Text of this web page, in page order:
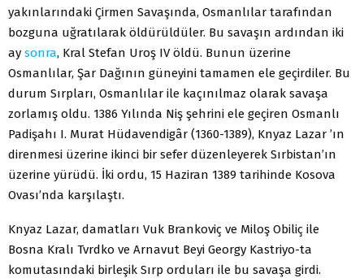
yakınlarındaki Çirmen Savaşında, Osmanlılar tarafından
bozguna uğratılarak öldürüldüler. Bu savaşın ardından iki
ay sonra, Kral Stefan Uroş IV öldü. Bunun üzerine
Osmanlılar, Şar Dağının güneyini tamamen ele geçirdiler. Bu
durum Sırpları, Osmanlılar ile kaçınılmaz olarak savaşa
zorlamış oldu. 1386 Yılında Niş şehrini ele geçiren Osmanlı
Padişahı I. Murat Hüdavendigâr (1360-1389), Knyaz Lazar ’ın
direnmesi üzerine ikinci bir sefer düzenleyerek Sırbistan’ın
üzerine yürüdü. İki ordu, 15 Haziran 1389 tarihinde Kosova
Ovası’nda karşılaştı.
Knyaz Lazar, damatları Vuk Brankoviç ve Miloş Obiliç ile
Bosna Kralı Tvrdko ve Arnavut Beyi Georgy Kastriyo-ta
komutasındaki birleşik Sırp orduları ile bu savaşa girdi.